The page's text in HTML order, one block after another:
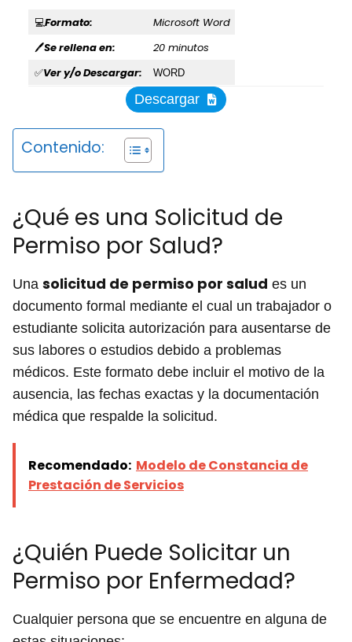
💻Formato: Microsoft Word
🖊Se rellena en: 20 minutos
✅Ver y/o Descargar: WORD
Descargar
Contenido:
¿Qué es una Solicitud de
Permiso por Salud?
Una solicitud de permiso por salud es un
documento formal mediante el cual un trabajador o
estudiante solicita autorización para ausentarse de
sus labores o estudios debido a problemas
médicos. Este formato debe incluir el motivo de la
ausencia, las fechas exactas y la documentación
médica que respalde la solicitud.
Recomendado: Modelo de Constancia de
Prestación de Servicios
¿Quién Puede Solicitar un
Permiso por Enfermedad?
Cualquier persona que se encuentre en alguna de